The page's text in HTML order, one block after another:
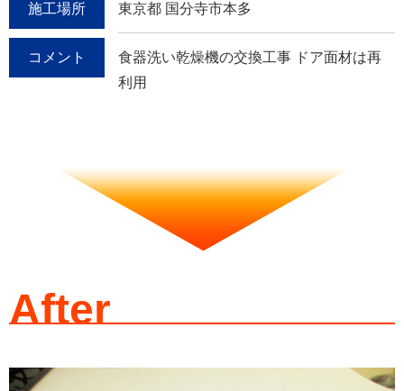
施工場所 東京都 国分寺市本多
コメント
食器洗い乾燥機の交換工事 ドア面材は再
利用
After